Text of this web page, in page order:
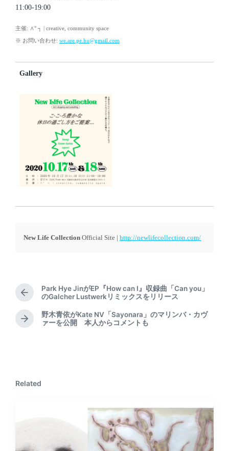
11:00-19:00
主催: ∧° ┐ | creative, community space
※ お問い合わせ: we.are.pe.hu@gmail.com
Gallery
New Life Collection Official Site | http://newlifecollection.com/
P
r
e
v
p
o
Park Hye JinがEP『How can I』収録曲「Can you」
のGalcher Lustwerkリミックスをリリース
N
s
野木青依がKate NV「Sayonara」のマリンバ・カヴ
ァーを公開 本人からコメントも
Related